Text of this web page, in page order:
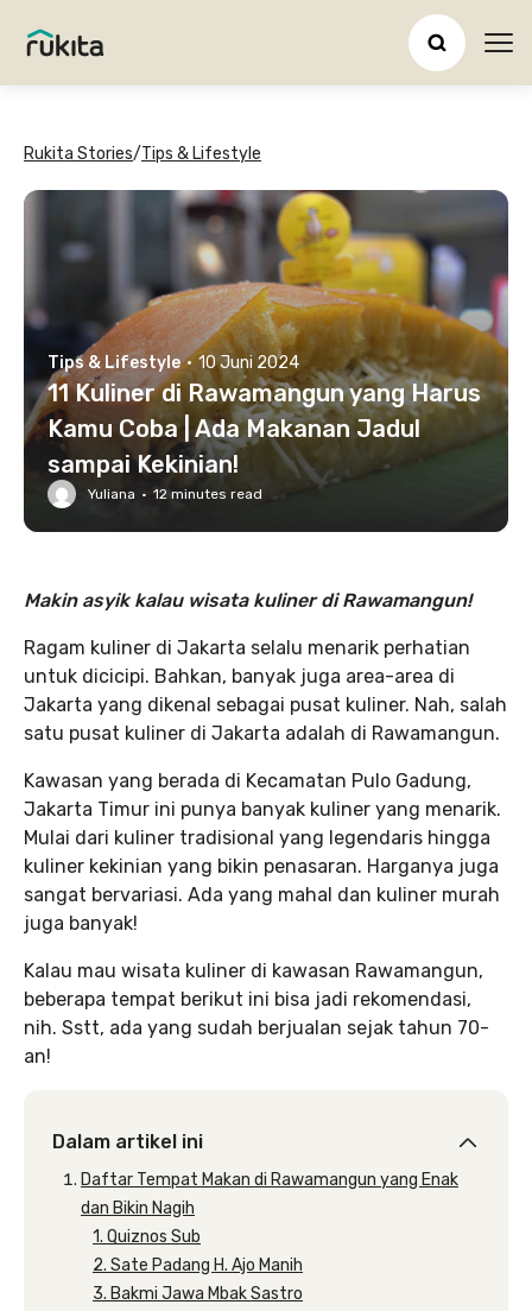
Rukita Stories/Tips & Lifestyle
Tips & Lifestyle · 10 Juni 2024
11 Kuliner di Rawamangun yang Harus
Kamu Coba | Ada Makanan Jadul
sampai Kekinian!
Yuliana · 12minutes read
Makin asyik kalau wisata kuliner di Rawamangun!
Ragam kuliner di Jakarta selalu menarik perhatian
untuk dicicipi. Bahkan, banyak juga area-area di
Jakarta yang dikenal sebagai pusat kuliner. Nah, salah
satu pusat kuliner di Jakarta adalah di Rawamangun.
Kawasan yang berada di Kecamatan Pulo Gadung,
Jakarta Timur ini punya banyak kuliner yang menarik.
Mulai dari kuliner tradisional yang legendaris hingga
kuliner kekinian yang bikin penasaran. Harganya juga
sangat bervariasi. Ada yang mahal dan kuliner murah
juga banyak!
Kalau mau wisata kuliner di kawasan Rawamangun,
beberapa tempat berikut ini bisa jadi rekomendasi,
nih. Sstt, ada yang sudah berjualan sejak tahun 70-
an!
Dalam artikel ini
Daftar Tempat Makan di Rawamangun yang Enak
dan Bikin Nagih
1. Quiznos Sub
2. Sate Padang H. Ajo Manih
3. Bakmi Jawa Mbak Sastro